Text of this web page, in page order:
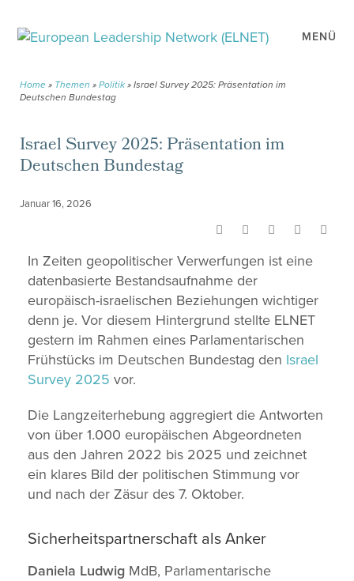
MENÜ
Home » Themen » Politik» Israel Survey 2025: Präsentation im
Deutschen Bundestag
Israel Survey 2025: Präsentation im
Deutschen Bundestag
Januar 16, 2026
In Zeiten geopolitischer Verwerfungen ist eine
datenbasierte Bestandsaufnahme der
europäisch-israelischen Beziehungen wichtiger
denn je. Vor diesem Hintergrund stellte ELNET
gestern im Rahmen eines Parlamentarischen
Frühstücks im Deutschen Bundestag den Israel
Survey 2025 vor.
Die Langzeiterhebung aggregiert die Antworten
von über 1.000 europäischen Abgeordneten
aus den Jahren 2022 bis 2025 und zeichnet
ein klares Bild der politischen Stimmung vor
und nach der Zäsur des 7. Oktober.
Sicherheitspartnerschaft als Anker
Daniela Ludwig MdB, Parlamentarische